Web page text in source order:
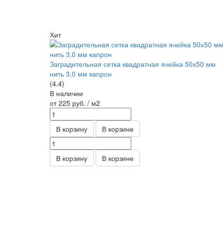
Хит
Заградительная сетка квадратная ячейка 50х50 мм
нить 3,0 мм капрон
(4.4)
В наличии
от 225 руб. / м2
В корзину В корзине
В корзину В корзине